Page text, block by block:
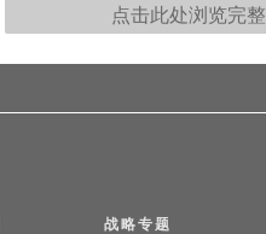
点击此处浏览完整
战略专题